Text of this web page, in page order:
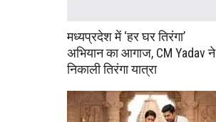
मध्यप्रदेश में ‘हर घर तिरंगा’
अभियान का आगाज, CM Yadav ने
निकाली तिरंगा यात्रा